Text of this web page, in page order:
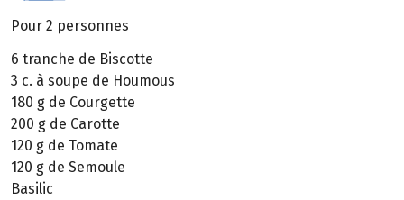
Pour 2 personnes
6 tranche de Biscotte
3 c. à soupe de Houmous
180 g de Courgette
200 g de Carotte
120 g de Tomate
120 g de Semoule
Basilic